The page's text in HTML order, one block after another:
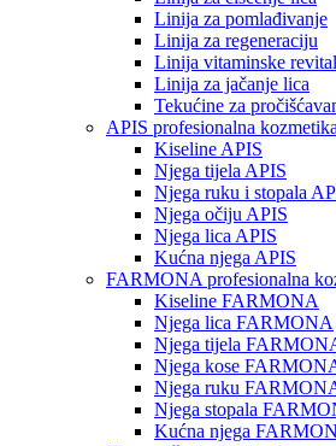
Linija za pomlađivanje
Linija za regeneraciju
Linija vitaminske
Linija za jačanje lica
Tekućine za
APIS profesionalna kozmetika
Kiseline APIS
Njega tijela APIS
Njega ruku i stopala
Njega očiju APIS
Njega lica APIS
Kućna njega APIS
FARMONA profesionalna
Kiseline FARMONA
Njega lica FARMONA
Njega tijela
Njega kose
Njega ruku
Njega stopala
Kućna njega